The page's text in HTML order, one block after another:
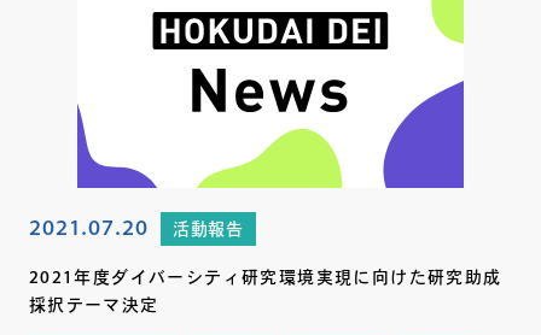
2021.07.20 活動報告
2021年度ダイバーシティ研究環境実現に向けた研究助成
採択テーマ決定